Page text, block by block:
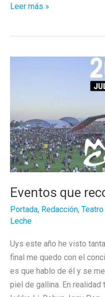
Mostaza
Leer más »
Eventos que
Portada, Redacción,
Leche
Uys este año he visto
final me quedo con el
es que hablo de él y se
piel de gallina. En